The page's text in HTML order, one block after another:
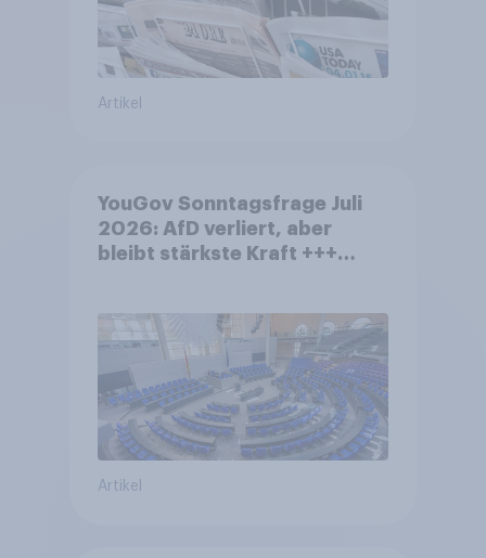
Artikel
YouGov Sonntagsfrage Juli
2026: AfD verliert, aber
bleibt stärkste Kraft +++
Artikel